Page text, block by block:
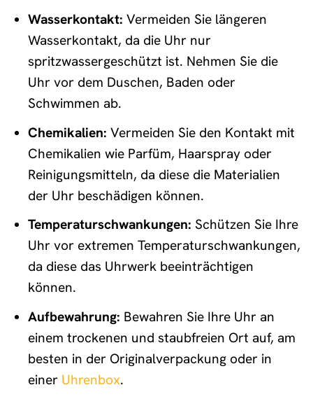
Wasserkontakt: Vermeiden Sie längeren
Wasserkontakt, da die Uhr nur
spritzwassergeschützt ist. Nehmen Sie die
Uhr vor dem Duschen, Baden oder
Schwimmen ab.
Chemikalien: Vermeiden Sie den Kontakt mit
Chemikalien wie Parfüm, Haarspray oder
Reinigungsmitteln, da diese die Materialien
der Uhr beschädigen können.
Temperaturschwankungen: Schützen Sie Ihre
Uhr vor extremen Temperaturschwankungen,
da diese das Uhrwerk beeinträchtigen
können.
Aufbewahrung: Bewahren Sie Ihre Uhr an
einem trockenen und staubfreien Ort auf, am
besten in der Originalverpackung oder in
einer Uhrenbox.